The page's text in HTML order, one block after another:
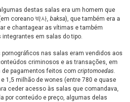
destas salas era um homem que
coreano 박사, baksa), que também era a
e chantagear as vítimas e também
integrantes em salas do tipo.
nas salas eram vendidos aos
criminosos e as transações, em
de pagamentos feitos com criptomoedas.
1,5 milhão de wones (entre 780 e quase
ceder acesso às salas que comandava,
por conteúdo e preço, algumas delas